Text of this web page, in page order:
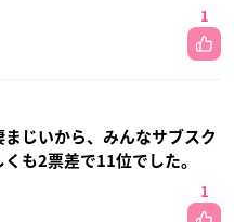
1
じいから、みんなサブスク
も2票差で11位でした。
1